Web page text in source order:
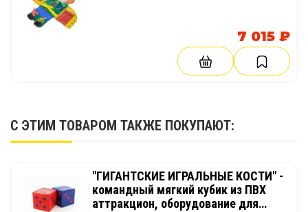
7 015 ₽
С ЭТИМ ТОВАРОМ ТАКЖЕ ПОКУПАЮТ:
"ГИГАНТСКИЕ ИГРАЛЬНЫЕ КОСТИ" -
командный мягкий кубик из ПВХ
аттракцион, оборудование для